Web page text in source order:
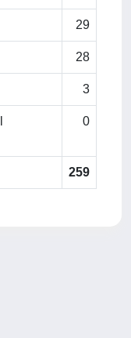
29
28
3
0
259